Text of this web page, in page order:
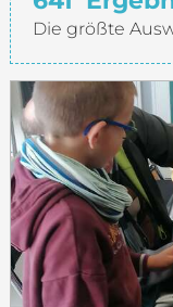
Die größte